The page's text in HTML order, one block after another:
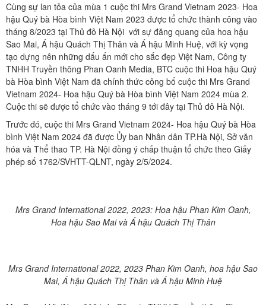
Cùng sự lan tỏa của mùa 1 cuộc thi Mrs Grand Vietnam 2023- Hoa
hậu Quý bà Hòa bình Việt Nam 2023 được tổ chức thành công vào
tháng 8/2023 tại Thủ đô Hà Nội với sự đăng quang của hoa hậu
Sao Mai, Á hậu Quách Thị Thân và Á hậu Minh Huệ, với kỳ vọng
tạo dựng nên những dấu ấn mới cho sắc đẹp Việt Nam, Công ty
TNHH Truyền thông Phan Oanh Media, BTC cuộc thi Hoa hậu Quý
bà Hòa bình Việt Nam đã chính thức công bố cuộc thi Mrs Grand
Vietnam 2024- Hoa hậu Quý bà Hòa bình Việt Nam 2024 mùa 2.
Cuộc thi sẽ được tổ chức vào tháng 9 tới đây tại Thủ đô Hà Nội.
Trước đó, cuộc thi Mrs Grand Vietnam 2024- Hoa hậu Quý bà Hòa
bình Việt Nam 2024 đã được Ủy ban Nhân dân TP.Hà Nội, Sở văn
hóa và Thể thao TP. Hà Nội đồng ý chấp thuận tổ chức theo Giấy
phép số 1762/SVHTT-QLNT, ngày 2/5/2024.
Mrs Grand International 2022, 2023: Hoa hậu Phan Kim Oanh,
Hoa hậu Sao Mai và Á hậu Quách Thị Thân
Mrs Grand International 2022, 2023 Phan Kim Oanh, hoa hậu Sao
Mai, Á hậu Quách Thị Thân và Á hậu Minh Huệ